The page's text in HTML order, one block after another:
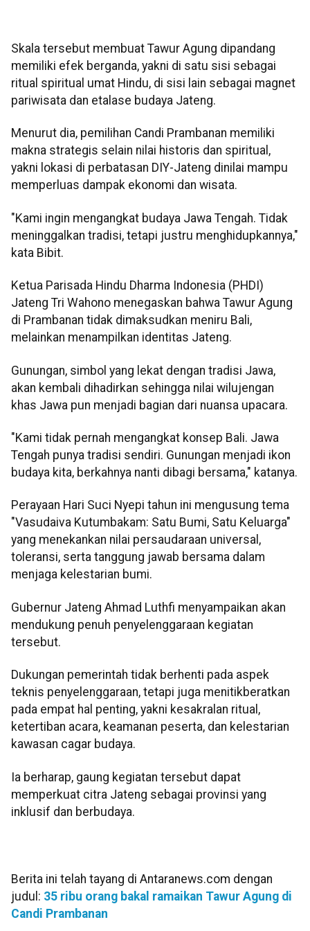
Skala tersebut membuat Tawur Agung dipandang
memiliki efek berganda, yakni di satu sisi sebagai
ritual spiritual umat Hindu, di sisi lain sebagai magnet
pariwisata dan etalase budaya Jateng.
Menurut dia, pemilihan Candi Prambanan memiliki
makna strategis selain nilai historis dan spiritual,
yakni lokasi di perbatasan DIY-Jateng dinilai mampu
memperluas dampak ekonomi dan wisata.
"Kami ingin mengangkat budaya Jawa Tengah. Tidak
meninggalkan tradisi, tetapi justru menghidupkannya,"
kata Bibit.
Ketua Parisada Hindu Dharma Indonesia (PHDI)
Jateng Tri Wahono menegaskan bahwa Tawur Agung
di Prambanan tidak dimaksudkan meniru Bali,
melainkan menampilkan identitas Jateng.
Gunungan, simbol yang lekat dengan tradisi Jawa,
akan kembali dihadirkan sehingga nilai wilujengan
khas Jawa pun menjadi bagian dari nuansa upacara.
"Kami tidak pernah mengangkat konsep Bali. Jawa
Tengah punya tradisi sendiri. Gunungan menjadi ikon
budaya kita, berkahnya nanti dibagi bersama," katanya.
Perayaan Hari Suci Nyepi tahun ini mengusung tema
"Vasudaiva Kutumbakam: Satu Bumi, Satu Keluarga"
yang menekankan nilai persaudaraan universal,
toleransi, serta tanggung jawab bersama dalam
menjaga kelestarian bumi.
Gubernur Jateng Ahmad Luthfi menyampaikan akan
mendukung penuh penyelenggaraan kegiatan
tersebut.
Dukungan pemerintah tidak berhenti pada aspek
teknis penyelenggaraan, tetapi juga menitikberatkan
pada empat hal penting, yakni kesakralan ritual,
ketertiban acara, keamanan peserta, dan kelestarian
kawasan cagar budaya.
Ia berharap, gaung kegiatan tersebut dapat
memperkuat citra Jateng sebagai provinsi yang
inklusif dan berbudaya.
Berita ini telah tayang di Antaranews.com dengan
judul: 35 ribu orang bakal ramaikan Tawur Agung di
Candi Prambanan